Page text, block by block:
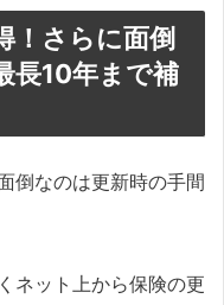
！さらに面倒
長10年まで補
倒なのは更新時の手間
ネット上から保険の更